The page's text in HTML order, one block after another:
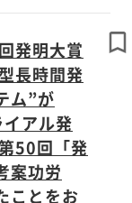
電機です。
が可能で
しているの
業や工場の
な可搬型の長
さまざまな用
この柔軟な
規模設備まで
発明大賞
長時間発
ム”が
イアル発
50回「発
案功労
ことをお